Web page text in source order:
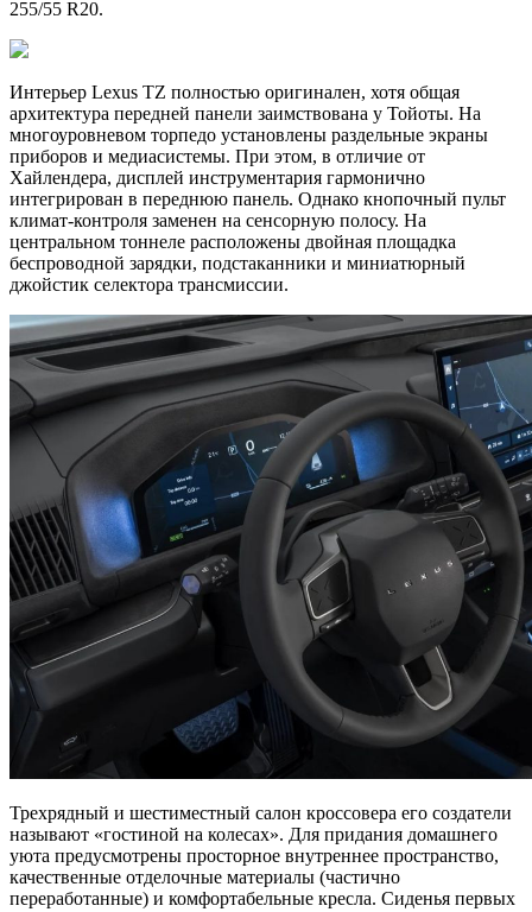
255/55 R20.
Интерьер Lexus TZ полностью оригинален, хотя общая
архитектура передней панели заимствована у Тойоты. На
многоуровневом торпедо установлены раздельные экраны
приборов и медиасистемы. При этом, в отличие от
Хайлендера, дисплей инструментария гармонично
интегрирован в переднюю панель. Однако кнопочный пульт
климат-контроля заменен на сенсорную полосу. На
центральном тоннеле расположены двойная площадка
беспроводной зарядки, подстаканники и миниатюрный
джойстик селектора трансмиссии.
Трехрядный и шестиместный салон кроссовера его создатели
называют «гостиной на колесах». Для придания домашнего
уюта предусмотрены просторное внутреннее пространство,
качественные отделочные материалы (частично
переработанные) и комфортабельные кресла. Сиденья первых